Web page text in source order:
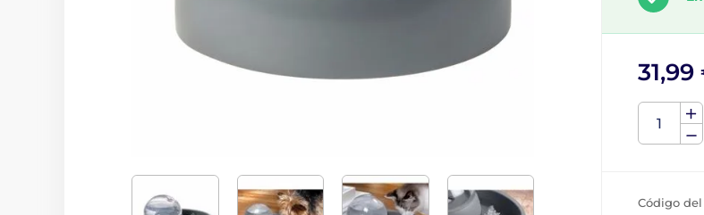
31,99
Código